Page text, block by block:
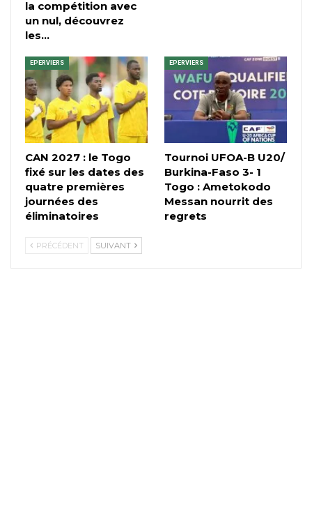
la compétition avec
un nul, découvrez
les…
EPERVIERS
CAN 2027 : le Togo
fixé sur les dates des
quatre premières
journées des
éliminatoires
EPERVIERS
Tournoi UFOA-B U20/
Burkina-Faso 3- 1
Togo : Ametokodo
Messan nourrit des
regrets
PRÉCÉDENT SUIVANT